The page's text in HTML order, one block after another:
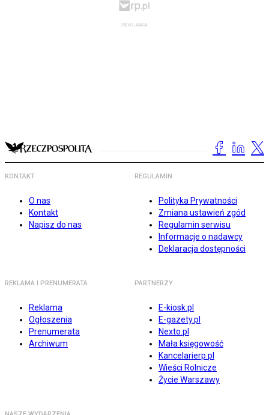
KONTAKT
O nas
Kontakt
Napisz do nas
REGULAMIN
Polityka Prywatności
Zmiana ustawień zgód
Regulamin serwisu
Informacje o nadawcy
Deklaracja dostępności
REKLAMA I PRENUMERATA
Reklama
Ogłoszenia
Prenumerata
Archiwum
PARTNERZY
E-kiosk.pl
E-gazety.pl
Nexto.pl
Mała księgowość
Kancelarierp.pl
Wieści Rolnicze
Życie Warszawy